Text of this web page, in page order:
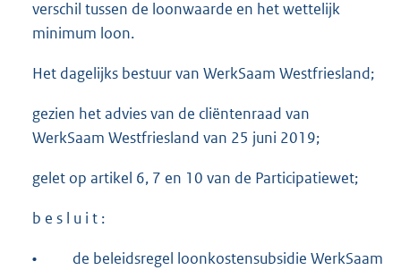
verschil tussen de loonwaarde en het wettelijk
minimum loon.
Het dagelijks bestuur van WerkSaam Westfriesland;
gezien het advies van de cliëntenraad van
WerkSaam Westfriesland van 25 juni 2019;
gelet op artikel 6, 7 en 10 van de Participatiewet;
b e s l u i t :
•
de beleidsregel loonkostensubsidie WerkSaam